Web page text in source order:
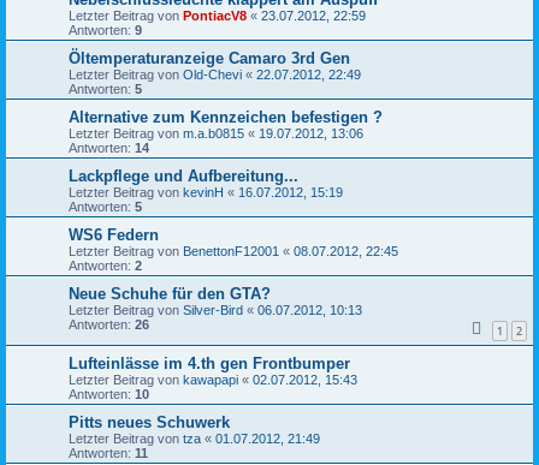
Letzter Beitrag von PontiacV8 « 23.07.2012, 22:59
Antworten: 9
Öltemperaturanzeige Camaro 3rd Gen
Letzter Beitrag von Old-Chevi « 22.07.2012, 22:49
Antworten: 5
Alternative zum Kennzeichen befestigen ?
Letzter Beitrag von m.a.b0815 « 19.07.2012, 13:06
Antworten: 14
Lackpflege und Aufbereitung...
Letzter Beitrag von kevinH « 16.07.2012, 15:19
Antworten: 5
WS6 Federn
Letzter Beitrag von BenettonF12001 « 08.07.2012, 22:45
Antworten: 2
Neue Schuhe für den GTA?
Letzter Beitrag von Silver-Bird « 06.07.2012, 10:13
Antworten: 26 1 2
Lufteinlässe im 4.th gen Frontbumper
Letzter Beitrag von kawapapi « 02.07.2012, 15:43
Antworten: 10
Pitts neues Schuwerk
Letzter Beitrag von tza « 01.07.2012, 21:49
Antworten: 11